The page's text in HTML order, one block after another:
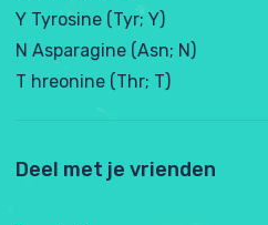
Y Tyrosine (Tyr; Y)
N Asparagine (Asn; N)
T hreonine (Thr; T)
Deel met je vrienden